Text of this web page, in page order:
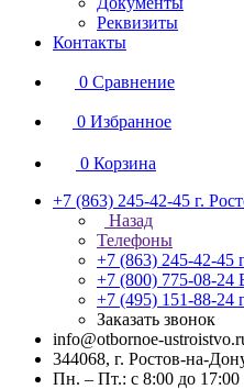
Реквизиты
Контакты
0 Сравнение
0 Избранное
0 Корзина
+7 (863) 245-42-45 г.
Назад
Телефоны
+7 (863) 245-42-45
+7 (800) 775-08-24
+7 (495) 151-88-24
Заказать звонок
info@otbornoe-
344068, г. Ростов-на-
Пн. – Пт.: с 8:00 до 17:00